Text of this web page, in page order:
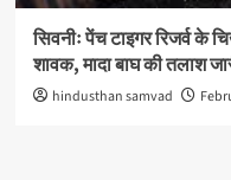
सिवनीः पेंच टाइगर रिजर्व के
शावक, मादा बाघ की तलाश
hindusthan samvad